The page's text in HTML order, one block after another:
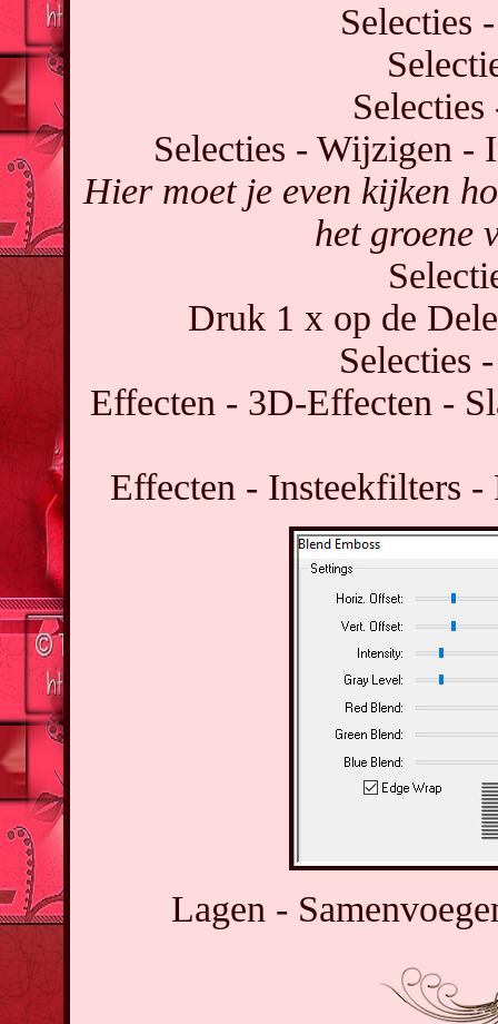
Selecties
Selecties - Wijzigen -
Hier moet je even kijken
het groene
Druk 1 x op de
Selecties
Effecten - 3D-Effecten -
Effecten - Insteekfilters
Lagen -